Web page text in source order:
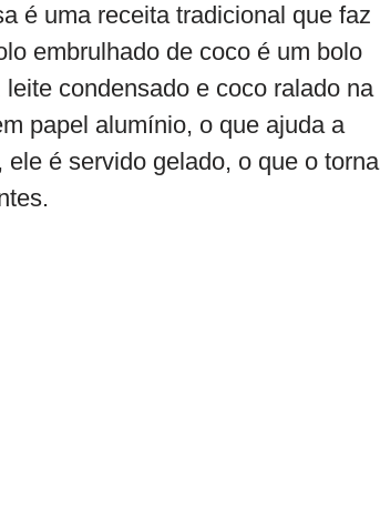
é uma receita tradicional que faz
embrulhado de coco é um bolo
condensado e coco ralado na
papel alumínio, o que ajuda a
é servido gelado, o que o torna